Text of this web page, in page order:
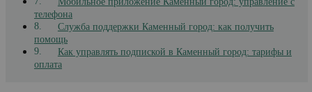
телефона
Служба поддержки Каменный город: как получить
помощь
Как управлять подпиской в Каменный город: тарифы и
оплата